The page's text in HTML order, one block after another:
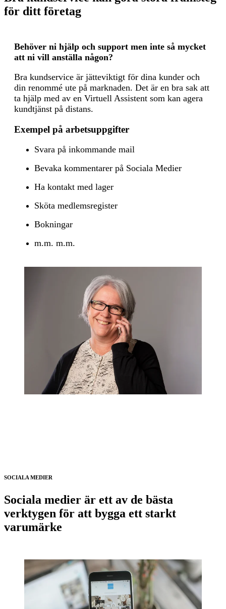
för ditt företag
Behöver ni hjälp och support men inte så mycket
att ni vill anställa någon?
Bra kundservice är jätteviktigt för dina kunder och
din renommé ute på marknaden. Det är en bra sak att
ta hjälp med av en Virtuell Assistent som kan agera
kundtjänst på distans.
Exempel på arbetsuppgifter
Svara på inkommande mail
Bevaka kommentarer på Sociala Medier
Ha kontakt med lager
Sköta medlemsregister
Bokningar
m.m. m.m.
SOCIALA MEDIER
Sociala medier är ett av de bästa
verktygen för att bygga ett starkt
varumärke